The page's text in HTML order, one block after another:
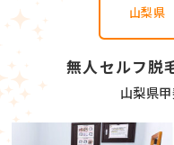
山梨県
無人セルフ脱
山梨県